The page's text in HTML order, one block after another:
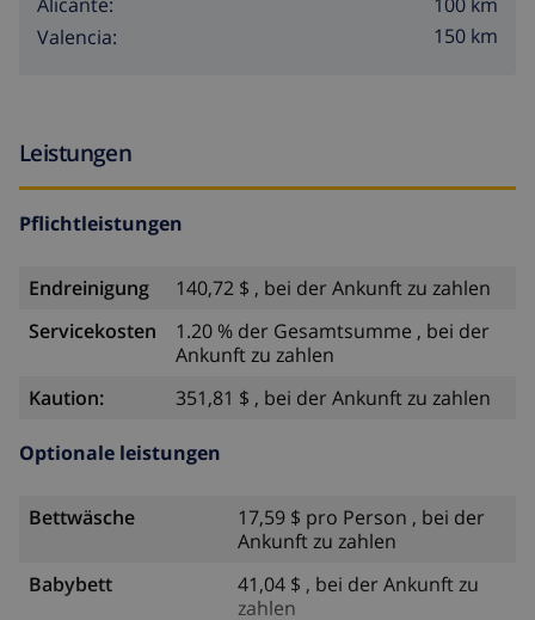
Valencia:
150 km
Leistungen
Pflichtleistungen
Endreinigung
140,72 $ , bei der Ankunft zu zahlen
Servicekosten
1.20 % der Gesamtsumme , bei der
Ankunft zu zahlen
Kaution:
351,81 $ , bei der Ankunft zu zahlen
Optionale leistungen
Bettwäsche
17,59 $ pro Person , bei der
Ankunft zu zahlen
Babybett
41,04 $ , bei der Ankunft zu
zahlen